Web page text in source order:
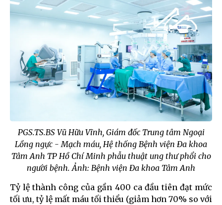
PGS.TS.BS Vũ Hữu Vĩnh, Giám đốc Trung tâm Ngoại
Lồng ngực - Mạch máu, Hệ thống Bệnh viện Đa khoa
Tâm Anh TP Hồ Chí Minh phẫu thuật ung thư phổi cho
người bệnh. Ảnh: Bệnh viện Đa khoa Tâm Anh
Tỷ lệ thành công của gần 400 ca đầu tiên đạt mức
tối ưu, tỷ lệ mất máu tối thiểu (giảm hơn 70% so với